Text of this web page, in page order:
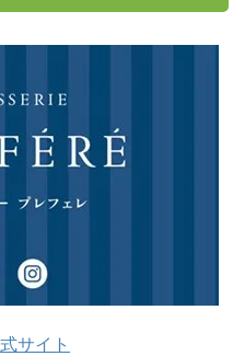
サイト